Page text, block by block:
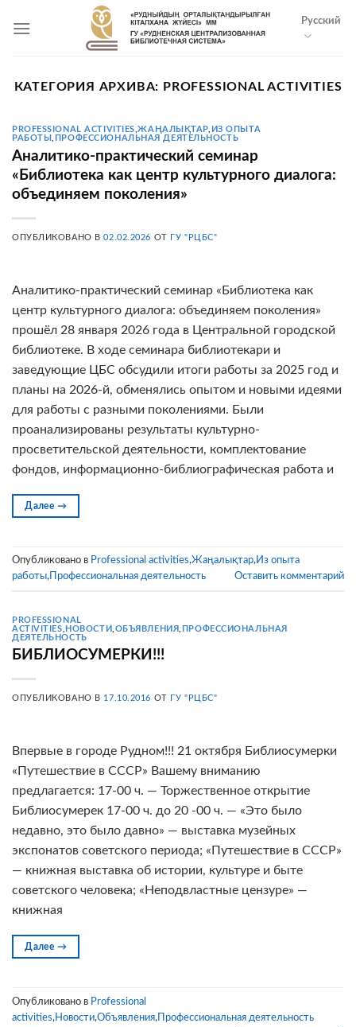
Русский
КАТЕГОРИЯ АРХИВА: PROFESSIONAL ACTIVITIES
PROFESSIONAL ACTIVITIES ,ЖАҢАЛЫҚТАР ИЗ ОПЫТА
РАБОТЫ
ПРОФЕССИОНАЛЬНАЯ ДЕЯТЕЛЬНОСТЬ
Аналитико-практический семинар
«Библиотека как центр культурного диалога:
объединяем поколения»
ОПУБЛИКОВАНО В02.02.2026 ОТ ГУ "РЦБС"
Аналитико-практический семинар «Библиотека как
центр культурного диалога: объединяем поколения»
прошёл 28 января 2026 года в Центральной городской
библиотеке. В ходе семинара библиотекари и
заведующие ЦБС обсудили итоги работы за 2025 год и
планы на 2026-й, обменялись опытом и новыми идеями
для работы с разными поколениями. Были
проанализированы результаты культурно-
просветительской деятельности, комплектование
фондов, информационно-библиографическая работа и
Далее →
Опубликовано в Professional activities,Жаңалықтар, Из опыта
работы, Профессиональная деятельность Оставить комментарий
PROFESSIONAL
ACTIVITIES НОВОСТИ ОБЪЯВЛЕНИЯ
ПРОФЕССИОНАЛЬНАЯ
ДЕЯТЕЛЬНОСТЬ
БИБЛИОСУМЕРКИ!!!
ОПУБЛИКОВАНО В 17.10.2016 ОТ ГУ "РЦБС"
Впервые в городе Рудном!!! 21 октября Библиосумерки
«Путешествие в СССР» Вашему вниманию
предлагается: 17-00 ч. — Торжественное открытие
Библиосумерек 17-00 ч. до 20 -00 ч. — «Это было
недавно, это было давно» — выставка музейных
экспонатов советского периода; «Путешествие в СССР»
— книжная выставка об истории, культуре и быте
советского человека; «Неподвластные цензуре» —
книжная
Далее →
Опубликовано в Professional
activities, Новости,Объявления, Профессиональная деятельность